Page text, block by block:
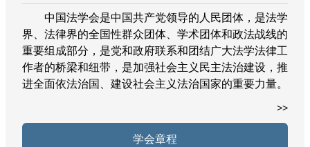
中国法学会是中国共产党领导的人民团体，是法学
界、法律界的全国性群众团体、学术团体和政法战线的
重要组成部分，是党和政府联系和团结广大法学法律工
作者的桥梁和纽带，是加强社会主义民主法治建设，推
进全面依法治国、建设社会主义法治国家的重要力量。
>>
学会章程